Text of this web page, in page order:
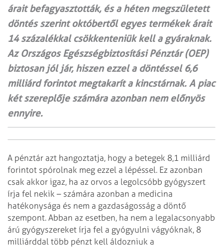
árait befagyasztották, és a héten megszületett
döntés szerint októbertől egyes termékek árait
14 százalékkal csökkenteniük kell a gyáraknak.
Az Országos Egészségbiztosítási Pénztár (OEP)
biztosan jól jár, hiszen ezzel a döntéssel 6,6
milliárd forintot megtakarít a kincstárnak. A piac
két szereplője számára azonban nem előnyös
ennyire.
A pénztár azt hangoztatja, hogy a betegek 8,1 milliárd
forintot spórolnak meg ezzel a lépéssel. Ez azonban
csak akkor igaz, ha az orvos a legolcsóbb gyógyszert
írja fel nekik – számára azonban a medicina
hatékonysága és nem a gazdaságosság a döntő
szempont. Abban az esetben, ha nem a legalacsonyabb
árú gyógyszereket írja fel a gyógyulni vágyóknak, 8
milliárddal több pénzt kell áldozniuk a